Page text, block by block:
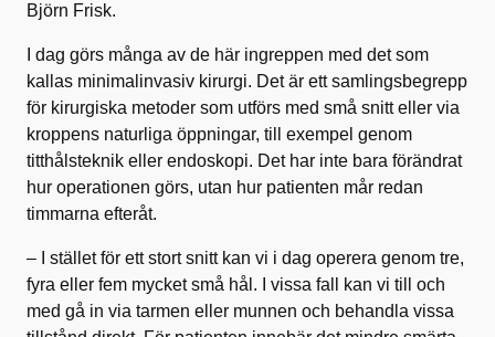
Björn Frisk.
I dag görs många av de här ingreppen med det som
kallas minimalinvasiv kirurgi. Det är ett samlingsbegrepp
för kirurgiska metoder som utförs med små snitt eller via
kroppens naturliga öppningar, till exempel genom
titthålsteknik eller endoskopi. Det har inte bara förändrat
hur operationen görs, utan hur patienten mår redan
timmarna efteråt.
– I stället för ett stort snitt kan vi i dag operera genom tre,
fyra eller fem mycket små hål. I vissa fall kan vi till och
med gå in via tarmen eller munnen och behandla vissa